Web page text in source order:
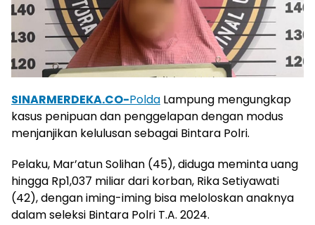
SINARMERDEKA.CO-Polda Lampung mengungkap
kasus penipuan dan penggelapan dengan modus
menjanjikan kelulusan sebagai Bintara Polri.
Pelaku, Mar’atun Solihan (45), diduga meminta uang
hingga Rp1,037 miliar dari korban, Rika Setiyawati
(42), dengan iming-iming bisa meloloskan anaknya
dalam seleksi Bintara Polri T.A. 2024.